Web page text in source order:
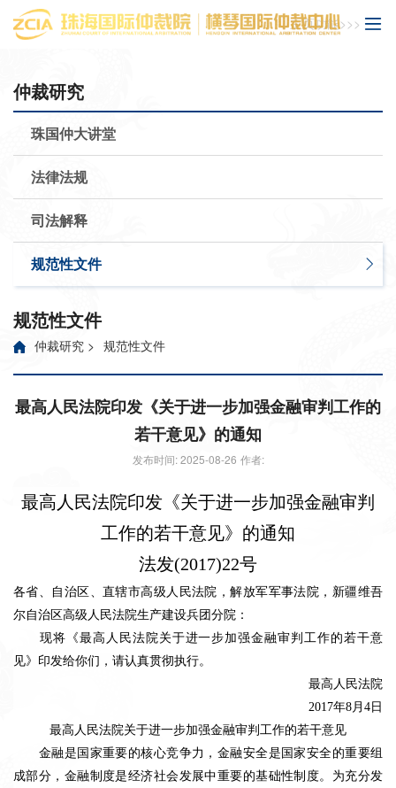
主页功能>>>
仲裁研究
珠国仲大讲堂
法律法规
司法解释
规范性文件
规范性文件
仲裁研究 > 规范性文件
最高人民法院印发《关于进一步加强金融审判工作的
若干意见》的通知
发布时间: 2025-08-26 作者:
最高人民法院印发《关于进一步加强金融审判
工作的若干意见》的通知
法发(2017)22号
各省、自治区、直辖市高级人民法院，解放军军事法院，新疆维吾
尔自治区高级人民法院生产建设兵团分院：
现将《最高人民法院关于进一步加强金融审判工作的若干意
见》印发给你们，请认真贯彻执行。
最高人民法院
2017年8月4日
最高人民法院关于进一步加强金融审判工作的若干意见
金融是国家重要的核心竞争力，金融安全是国家安全的重要组
成部分，金融制度是经济社会发展中重要的基础性制度。为充分发